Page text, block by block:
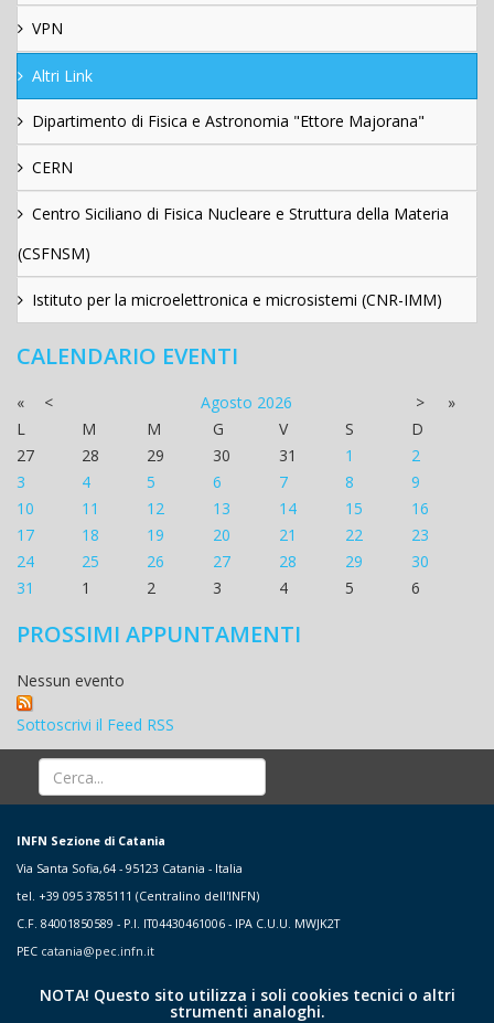
VPN
Altri Link
Dipartimento di Fisica e Astronomia "Ettore Majorana"
CERN
Centro Siciliano di Fisica Nucleare e Struttura della Materia
(CSFNSM)
Istituto per la microelettronica e microsistemi (CNR-IMM)
CALENDARIO EVENTI
« < Agosto 2026 >
»
L
M M G V S
D
27
28 29 30 31 1
2
3
4 5 6 7 8
9
10
11 12 13 14 15
16
17
18 19 20 21 22
23
24
25 26 27 28 29
30
31
1 2 3 4 5 6
PROSSIMI APPUNTAMENTI
Nessun evento
Sottoscrivi il Feed RSS
INFN Sezione di Catania
Via Santa Sofia,64 - 95123 Catania - Italia
tel. +39 095 3785111 (Centralino dell'INFN)
C.F. 84001850589 - P.I. IT04430461006 - IPA C.U.U. MWJK2T
PEC catania@pec.infn.it
NOTA! Questo sito utilizza i soli cookies tecnici o altri
strumenti analoghi.